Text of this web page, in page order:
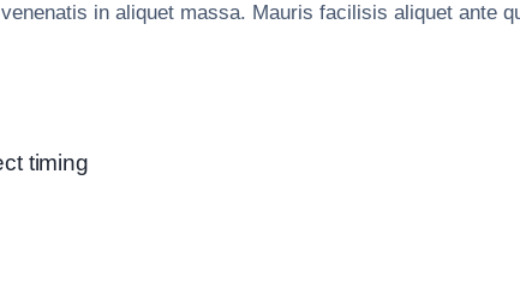
in aliquet massa. Mauris facilisis aliquet ante
timing